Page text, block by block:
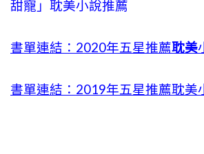
甜寵」耽美小說推薦
書單連結：2020年五星推薦耽美
書單連結：2019年五星推薦耽美